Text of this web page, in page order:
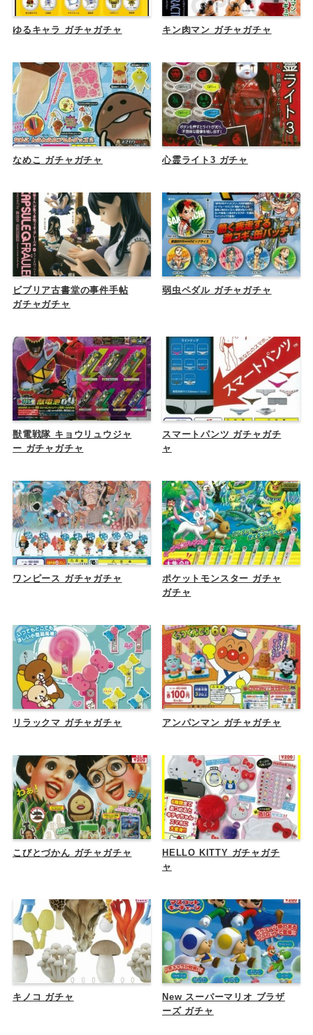
ゆるキャラ ガチャガチャ キン肉マン ガチャガチャ
なめこ ガチャガチャ 心霊ライト3 ガチャ
ビブリア古書堂の事件手帖
ガチャガチャ
弱虫ペダル ガチャガチャ
獣電戦隊 キョウリュウジャ
ー ガチャガチャ
スマートパンツ ガチャガチ
ャ
ワンピース ガチャガチャ
ポケットモンスター ガチャ
ガチャ
リラックマ ガチャガチャ アンパンマン ガチャガチャ
こびとづかん ガチャガチャ
HELLO KITTY ガチャガチ
ャ
キノコ ガチャ
New スーパーマリオ ブラザ
ーズ ガチャ